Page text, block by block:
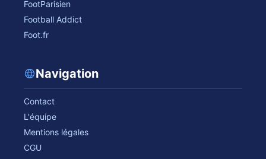
FootParisien
Football Addict
Foot.fr
Navigation
Contact
L'équipe
Mentions légales
CGU